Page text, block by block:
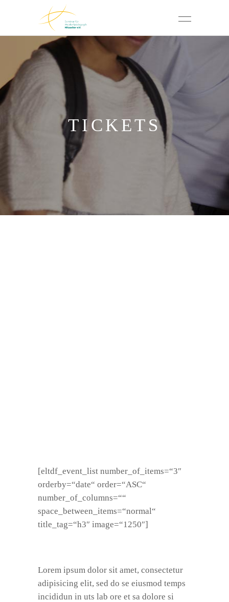
TICKETS
[eltdf_event_list number_of_items=“3″
orderby=“date“ order=“ASC“
number_of_columns=““
space_between_items=“normal“
title_tag=“h3″ image=“1250″]
Lorem ipsum dolor sit amet, consectetur
adipisicing elit, sed do se eiusmod temps
incididun in uts lab ore et sa dolore si